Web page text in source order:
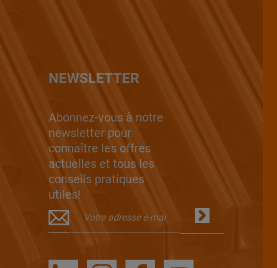
NEWSLETTER
Abonnez-vous à notre
newsletter pour
connaître les offres
actuelles et tous les
conseils pratiques
utiles!